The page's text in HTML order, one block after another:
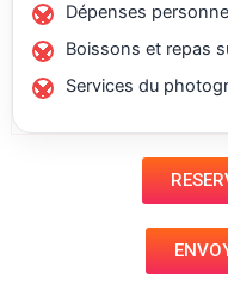
Dépenses
Boissons et repas
Services du